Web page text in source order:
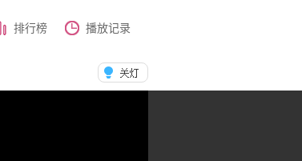
排行榜 播放记录